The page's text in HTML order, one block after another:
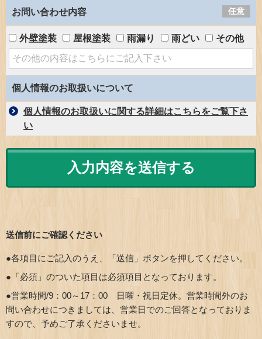
お問い合わせ内容 任意
外壁塗装 屋根塗装 雨漏り 雨どい その他
個人情報のお取扱いについて
個人情報のお取扱いに関する詳細はこちらをご覧下さ
い
送信前にご確認ください
●各項目にご記入のうえ、「送信」ボタンを押してください。
●「必須」のついた項目は必須項目となっております。
●営業時間/9：00～17：00 日曜・祝日定休。営業時間外のお
問い合わせにつきましては、営業日でのご回答となっておりま
すので、予めご了承くださいませ。